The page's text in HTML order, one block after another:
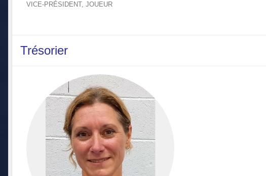
VICE-PRÉSIDENT, JOUEUR
Trésorier